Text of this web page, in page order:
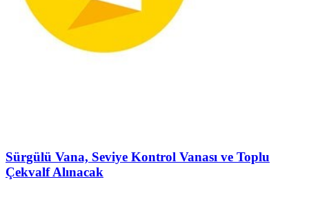
Sürgülü Vana, Seviye Kontrol Vanası ve Toplu
Çekvalf Alınacak